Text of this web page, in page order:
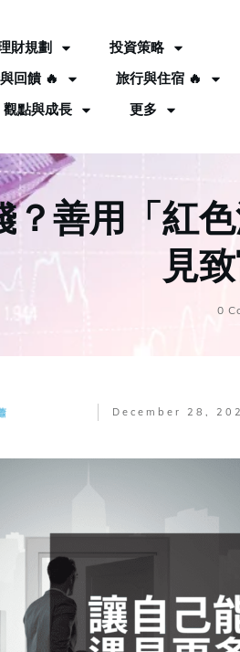
財規劃
投資策略
回饋 🔥
旅行與住宿 🔥
觀點與成長
更多
？善用「紅
見
0
December 28,